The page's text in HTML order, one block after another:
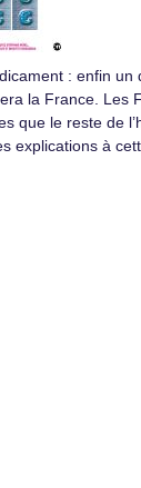
: enfin un
la France. Les
que le reste de
explications à